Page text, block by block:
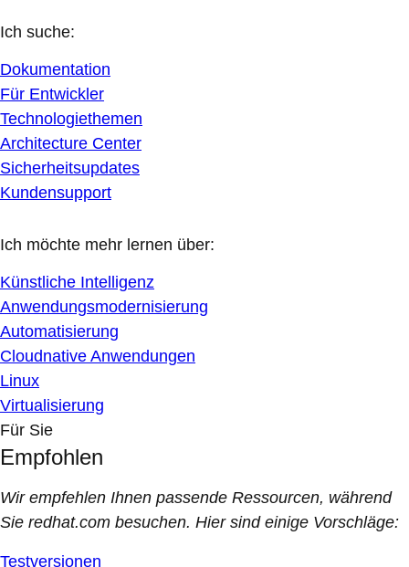
Ich suche:
Dokumentation
Für Entwickler
Technologiethemen
Architecture Center
Sicherheitsupdates
Kundensupport
Ich möchte mehr lernen über:
Künstliche Intelligenz
Anwendungsmodernisierung
Automatisierung
Cloudnative Anwendungen
Linux
Virtualisierung
Für Sie
Empfohlen
Wir empfehlen Ihnen passende Ressourcen, während
Sie redhat.com besuchen. Hier sind einige Vorschläge:
Testversionen